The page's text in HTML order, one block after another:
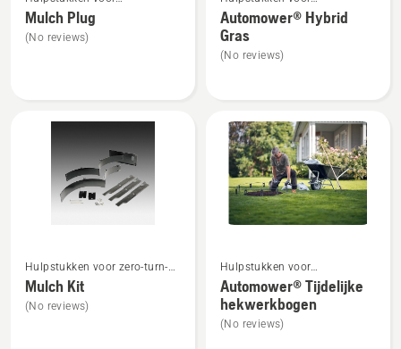
details
over
tuintractoren
Mulch Plug
(No reviews)
details
over
Automower®
robotmaaiers
Automower® Hybrid
Gras
(No reviews)
meer
details
over
Hulpstukken voor zero-turn-
maaiers
Mulch Kit
(No reviews)
meer
details
over
Automower®
Hulpstukken voor
robotmaaiers
Automower® Tijdelijke
hekwerkbogen
(No reviews)